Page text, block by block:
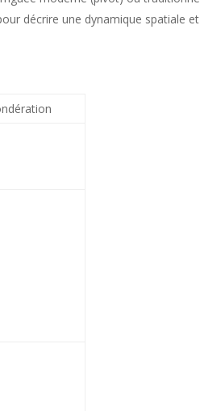
décrire une dynamique spatiale